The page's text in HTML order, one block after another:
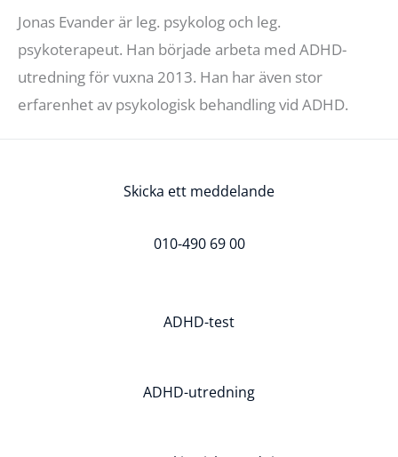
Jonas Evander är leg. psykolog och leg.
psykoterapeut. Han började arbeta med ADHD-
utredning för vuxna 2013. Han har även stor
erfarenhet av psykologisk behandling vid ADHD.
Skicka ett meddelande
010-490 69 00
ADHD-test
ADHD-utredning